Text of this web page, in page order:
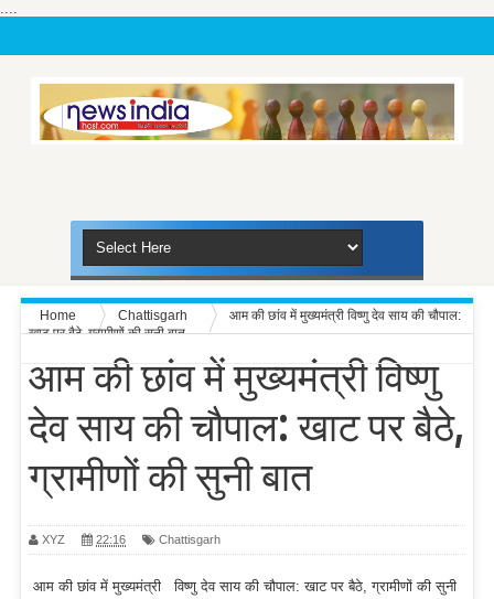
....
Home Chattisgarh
आम की छांव में मुख्यमंत्री विष्णु देव साय की चौपाल:
खाट पर बैठे, ग्रामीणों की सुनी बात
आम की छांव में मुख्यमंत्री विष्णु
देव साय की चौपाल: खाट पर बैठे,
ग्रामीणों की सुनी बात
XYZ 22:16 Chattisgarh
आम की छांव में मुख्यमंत्री विष्णु देव साय की चौपाल: खाट पर बैठे, ग्रामीणों की सुनी